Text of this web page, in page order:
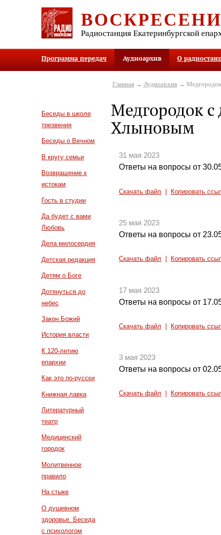
Радиостанция Екатеринбургской
Программа передач Аудиоархив О
Беседы в школе
трезвения
Беседы о Вечном
В кругу семьи
Возвращение к
истокам
Гость в студии
Да будет с вами
Любовь
Дела милосердия
Детская редакция
Детям о Боге
Дотянуться до
небес
Закон Божий
История власти
К 120-летию
епархии
Как это по-русски
Книжная лавка
Литературный
театр
Медицинский
городок
Молитвенное
правило
На стыке
О душевном
здоровье. Беседа
с психологом
Главная→ Аудиоархив→ Медгородок
Медгородок с
Хлыновым
31 мая 2023
Ответы на вопросы от
Скачать файл Копировать
25 мая 2023
Ответы на вопросы от
Скачать файл Копировать
17 мая 2023
Ответы на вопросы от
Скачать файл Копировать
3 мая 2023
Ответы на вопросы от
Скачать файл Копировать